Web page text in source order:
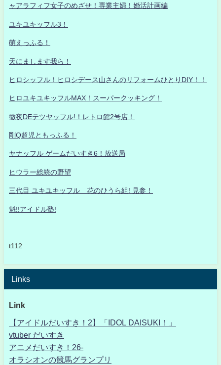
ャアラフィフ女子のめざせ！専業主婦！婚活計画編
ユキユキッフル3！
萌えっふる！
天にまします我ら！
ヒロシッフル！ヒロシデース山さんのリフォームひとりDIY！！
ヒロユキユキッフルMAX！スーパークッキング！
徹夜DEテツヤッフル!！レトロ館2号店！
剛Q超児ともっふる！
ヤナッフル ゲームだいすき6！放送局
ヒウラー総統の野望
三代目 ユキユキッフル 花のひうら組! 見参！
魁!!アイドル塾!
t112
Links
Link
【アイドルだいすき！2】「IDOL DAISUKI！」
vtuber だいすき
アニメだいすき！26-
オラシオンの競馬グランプリ